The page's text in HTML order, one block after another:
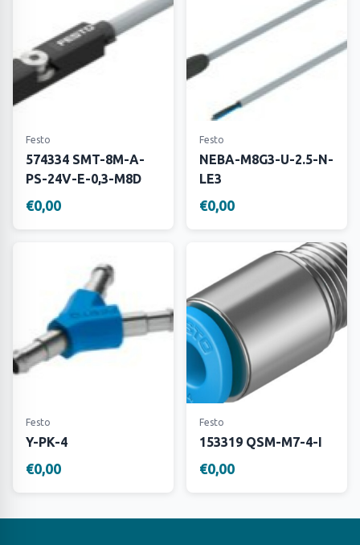
Festo
574334 SMT-8M-A-
PS-24V-E-0,3-M8D
€0,00
Festo
NEBA-M8G3-U-2.5-N-
LE3
€0,00
Festo
Y-PK-4
€0,00
Festo
153319 QSM-M7-4-I
€0,00